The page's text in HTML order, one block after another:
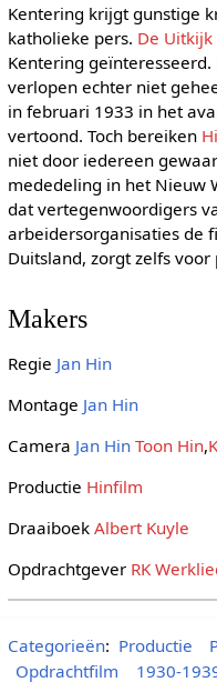
Kentering krijgt gunstige
katholieke pers. De Uitkijk
Kentering
verlopen echter niet
in februari 1933 in het
vertoond. Toch bereiken
niet door iedereen
mededeling in het Nieuw
dat vertegenwoordigers
arbeidersorganisaties de
Duitsland, zorgt zelfs voor
Makers
Regie Jan Hin
Montage Jan Hin
Camera Jan Hin Toon Hin,
Productie Hinfilm
Draaiboek Albert Kuyle
Opdrachtgever RK
Categorieën: Productie
Opdrachtfilm
1930-